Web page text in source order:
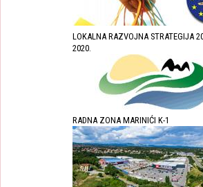
LOKALNA RAZVOJNA STRATEGIJA
2020.
RADNA ZONA MARINIĆI K-1